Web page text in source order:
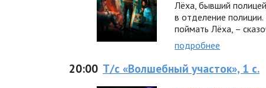
Лёха, бывший
в отделение
поймать Лёха, –
подробнее
20:00 Т/с «Волшебный участок», 1 с.